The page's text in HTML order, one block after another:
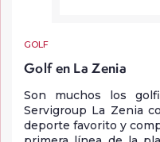
GOLF
Golf en La Zenia
Son muchos los
Servigroup La Zenia
deporte favorito y